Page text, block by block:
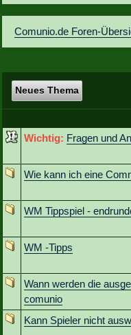
Vereinsfragen
Comunio.de Foren-
Neues Thema
Wichtig: Fragen und
Wie kann ich eine
WM Tippspiel -
WM -Tipps
Wann werden die
comunio
Kann Spieler nicht